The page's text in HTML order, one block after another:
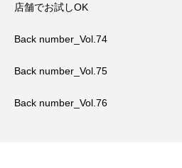
店舗でお試しOK
Back number_Vol.74
Back number_Vol.75
Back number_Vol.76